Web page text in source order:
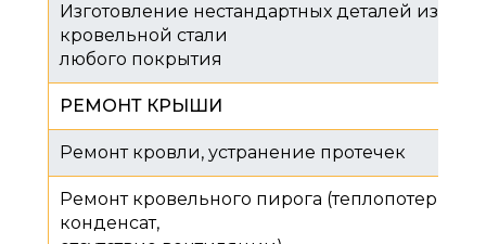
Изготовление нестандартных деталей из
кровельной стали
любого покрытия
РЕМОНТ КРЫШИ
Ремонт кровли, устранение протечек
Ремонт кровельного пирога (теплопотери,
конденсат,